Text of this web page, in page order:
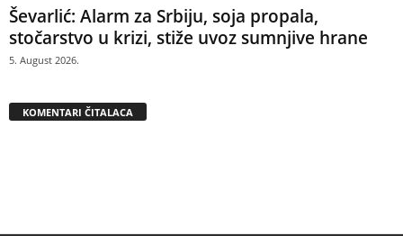
Ševarlić: Alarm za Srbiju, soja propala,
stočarstvo u krizi, stiže uvoz sumnjive hrane
5. August 2026.
KOMENTARI ČITALACA